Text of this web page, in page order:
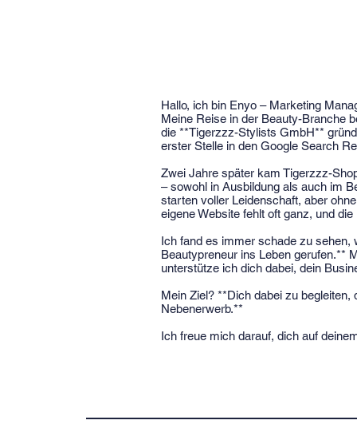
Hallo, ich bin Enyo – Marketing
Meine Reise in der Beauty-Branche
die **Tigerzzz-Stylists GmbH**
erster Stelle in den Google Search
Zwei Jahre später kam Tigerzzz-
– sowohl in Ausbildung als auch im
starten voller Leidenschaft, aber
eigene Website fehlt oft ganz, und
Ich fand es immer schade zu sehen,
Beautypreneur ins Leben gerufen.**
unterstütze ich dich dabei, dein
Mein Ziel? **Dich dabei zu
Nebenerwerb.**
Ich freue mich darauf, dich auf